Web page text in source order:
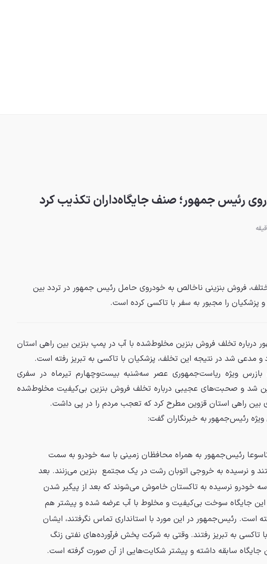
رئیس جمهور؛ صنف جایگاه‌داران تکذیب کرد
فروش بنزینی ناخالص به خودروی حامل رئیس جمهور در تردد بین
را مجبور به سفر با تاکسی کرده است.
درباره تخلف فروش بنزین مخلوط‌شده با آب در پمپ بنزین‌ بین راهی استان
و مدعی شد در نتیجه این تخلف، پزشکیان با تاکسی به تبریز رفته است.
ویژه ریاست‌جمهوری عصر سه‌شنبه بیست‌وچهارم تیرماه در سفری
شد و صحبت‌های عجیبی درباره تخلف فروش بنزین بی‌کیفیت مخلوط‌شده
بین راهی استان قزوین مطرح کرد که تعجب مردم را در پی داشت.
رئیس‌جمهور به خبرنگاران گفت:
رئیس‌جمهور به همراه محافظان زمینی با سه خودرو به سمت
و نرسیده به خروجی اتوبان رشت در یک مجتمع بنزین می‌زنند. بعد
سه خودرو نرسیده به تاکستان خاموش می‌شوند که بعد از پیگیر شدن
جایگاه سوخت بی‌کیفیت و مخلوط با آب عرضه شده و پیشتر هم
است. رئیس‌جمهور در این مورد با استانداری تماس نگرفتند، ایشان
تاکسی به تبریز رفتند. وقتی به شرکت پخش فرآورده‌های نفتی زنگ
جایگاه سابقه داشته و پیشتر شکایت‌هایی از آن صورت گرفته است.